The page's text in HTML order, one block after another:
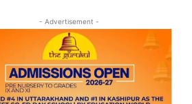
- Advertisement -